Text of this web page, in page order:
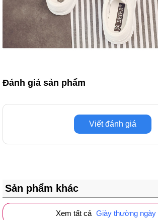
Đánh giá sản phẩm
Viết đánh giá
Sản phẩm khác
Xem tất cả Giày thường ngày